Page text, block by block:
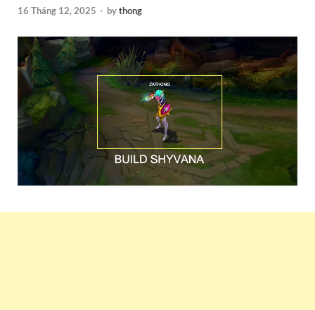
16 Tháng 12, 2025 - bythong